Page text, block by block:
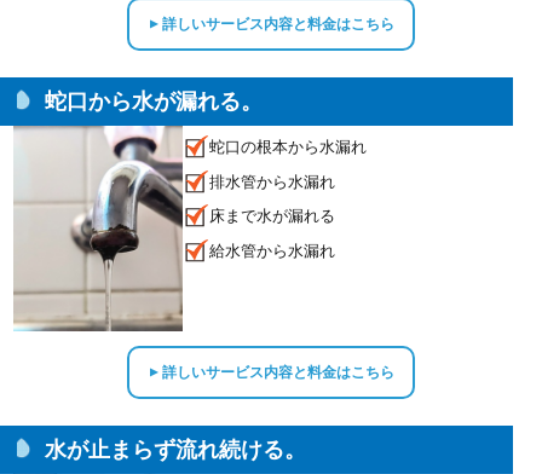
▲詳しいサービス内容と料金はこちら
蛇口から水が漏れる。
蛇口の根本から水漏れ
排水管から水漏れ
床まで水が漏れる
給水管から水漏れ
▲詳しいサービス内容と料金はこちら
水が止まらず流れ続ける。